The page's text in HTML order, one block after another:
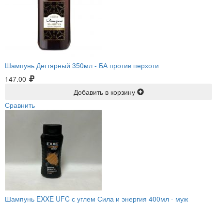
Шампунь Дегтярный 350мл - БА против перхоти
147.00
Добавить в корзину
Сравнить
Шампунь EXXE UFC с углем Сила и энергия 400мл - муж